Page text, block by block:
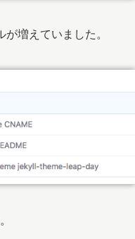
が増えていました。